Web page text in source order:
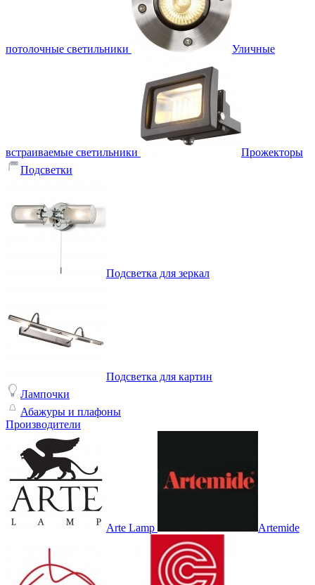
потолочные светильники Уличные
встраиваемые светильники
Прожекторы
Подсветки
Подсветка для зеркал
Подсветка для картин
Лампочки
Абажуры и плафоны
Производители
Arte Lamp Artemide